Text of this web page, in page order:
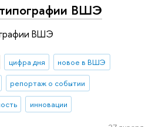
ВШЭ
ВШЭ
цифра дня
новое в ВШЭ
репортаж о событии
инновации